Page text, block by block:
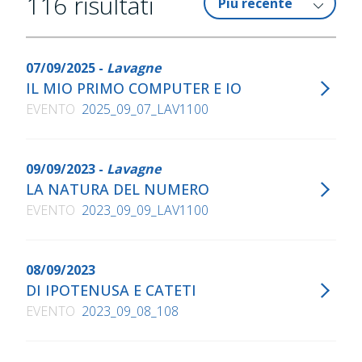
07/09/2025 - Lavagne
IL MIO PRIMO COMPUTER E IO
EVENTO 2025_09_07_LAV1100
09/09/2023 - Lavagne
LA NATURA DEL NUMERO
EVENTO 2023_09_09_LAV1100
08/09/2023
DI IPOTENUSA E CATETI
EVENTO 2023_09_08_108